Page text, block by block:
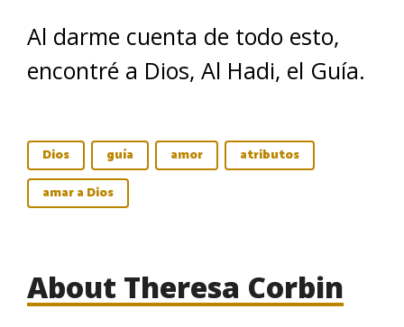
Al darme cuenta de todo esto,
encontré a Dios, Al Hadi, el Guía.
Dios guía amor
atributos
amar a Dios
About Theresa Corbin